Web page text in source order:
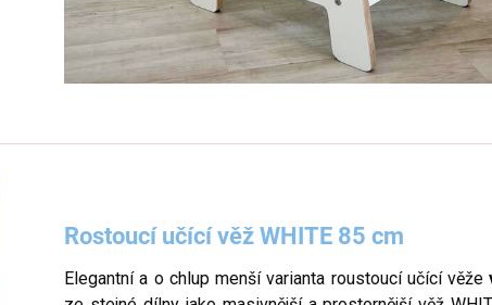
Rostoucí učící věž WHITE 85 cm
Elegantní a o chlup menší varianta roustoucí učící věže